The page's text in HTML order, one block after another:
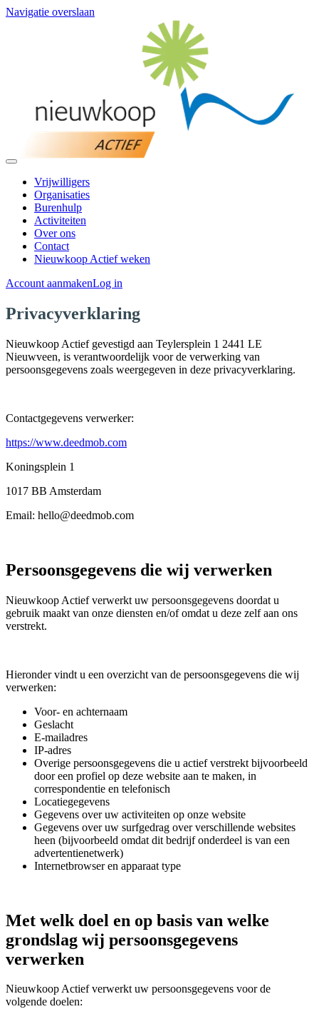
Navigatie overslaan
Vrijwilligers
Organisaties
Burenhulp
Activiteiten
Over ons
Contact
Nieuwkoop Actief weken
Account aanmakenLog in
Privacyverklaring
Nieuwkoop Actief gevestigd aan Teylersplein 1 2441 LE
Nieuwveen, is verantwoordelijk voor de verwerking van
persoonsgegevens zoals weergegeven in deze privacyverklaring.
Contactgegevens verwerker:
https://www.deedmob.com
Koningsplein 1
1017 BB Amsterdam
Email: hello@deedmob.com
Persoonsgegevens die wij verwerken
Nieuwkoop Actief verwerkt uw persoonsgegevens doordat u
gebruik maakt van onze diensten en/of omdat u deze zelf aan ons
verstrekt.
Hieronder vindt u een overzicht van de persoonsgegevens die wij
verwerken:
Voor- en achternaam
Geslacht
E-mailadres
IP-adres
Overige persoonsgegevens die u actief verstrekt bijvoorbeeld
door een profiel op deze website aan te maken, in
correspondentie en telefonisch
Locatiegegevens
Gegevens over uw activiteiten op onze website
Gegevens over uw surfgedrag over verschillende websites
heen (bijvoorbeeld omdat dit bedrijf onderdeel is van een
advertentienetwerk)
Internetbrowser en apparaat type
Met welk doel en op basis van welke
grondslag wij persoonsgegevens
verwerken
Nieuwkoop Actief verwerkt uw persoonsgegevens voor de
volgende doelen: